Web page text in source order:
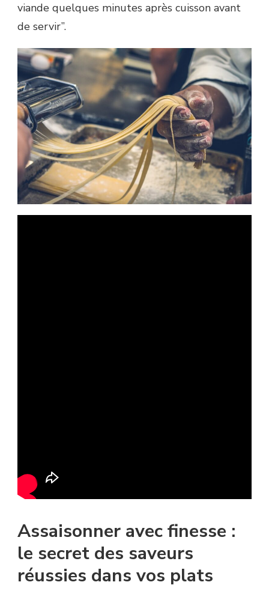
viande quelques minutes après cuisson avant
de servir”.
Assaisonner avec finesse :
le secret des saveurs
réussies dans vos plats